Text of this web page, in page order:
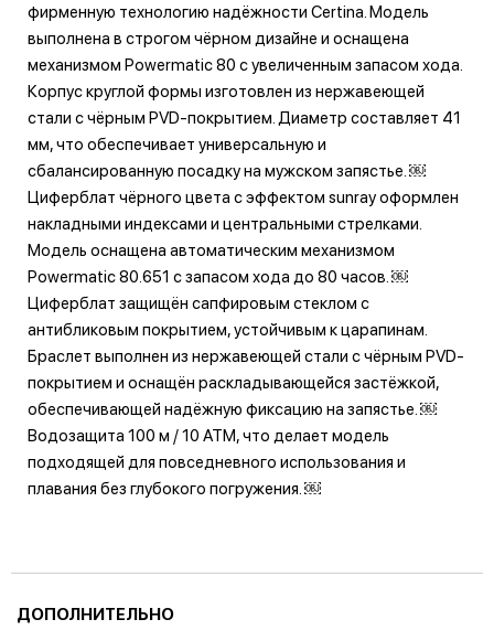
фирменную технологию надёжности Certina. Модель
выполнена в строгом чёрном дизайне и оснащена
механизмом Powermatic 80 с увеличенным запасом хода.
Корпус круглой формы изготовлен из нержавеющей
стали с чёрным PVD-покрытием. Диаметр составляет 41
мм, что обеспечивает универсальную и
сбалансированную посадку на мужском запястье. ￼
Циферблат чёрного цвета с эффектом sunray оформлен
накладными индексами и центральными стрелками.
Модель оснащена автоматическим механизмом
Powermatic 80.651 с запасом хода до 80 часов. ￼
Циферблат защищён сапфировым стеклом с
антибликовым покрытием, устойчивым к царапинам.
Браслет выполнен из нержавеющей стали с чёрным PVD-
покрытием и оснащён раскладывающейся застёжкой,
обеспечивающей надёжную фиксацию на запястье. ￼
Водозащита 100 м / 10 ATM, что делает модель
подходящей для повседневного использования и
плавания без глубокого погружения. ￼
ДОПОЛНИТЕЛЬНО